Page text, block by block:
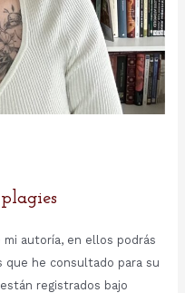
autoría, en ellos podrás
he consultado para su
registrados bajo